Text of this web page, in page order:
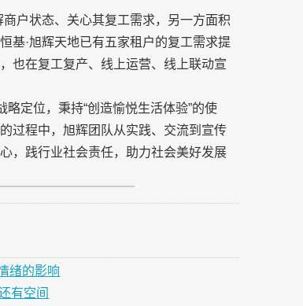
户状态、关心其复工需求，另一方面积
基·旭辉天地已有五家租户的复工需求提
也在复工复产、线上运营、线上联动宣
定位，秉持“创造愉悦生活体验”的使
过程中，旭辉团队从实践、交流到宣传
，践行业社会责任，助力社会美好发展
绪的影响
有空间